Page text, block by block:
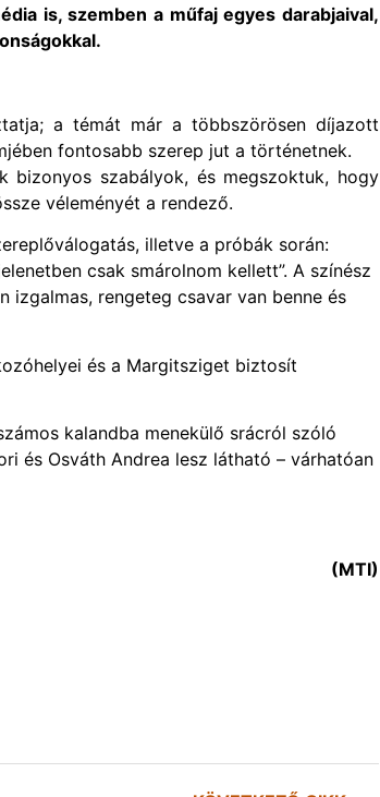
is, szemben a műfaj egyes darabjaival,
a témát már a többszörösen díjazott
fontosabb szerep jut a történetnek.
bizonyos szabályok, és megszoktuk, hogy
véleményét a rendező.
illetve a próbák során:
csak smárolnom kellett”. A színész
rengeteg csavar van benne és
és a Margitsziget biztosít
kalandba menekülő srácról szóló
és Osváth Andrea lesz látható – várhatóan
(MTI)